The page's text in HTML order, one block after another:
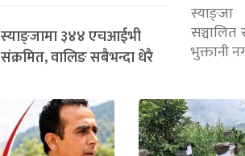
स्याङ्जामा ३४४ एचआईभी
संक्रमित, वालिङ सबैभन्दा धेरै
स्याङ्जा
भुक्तानी